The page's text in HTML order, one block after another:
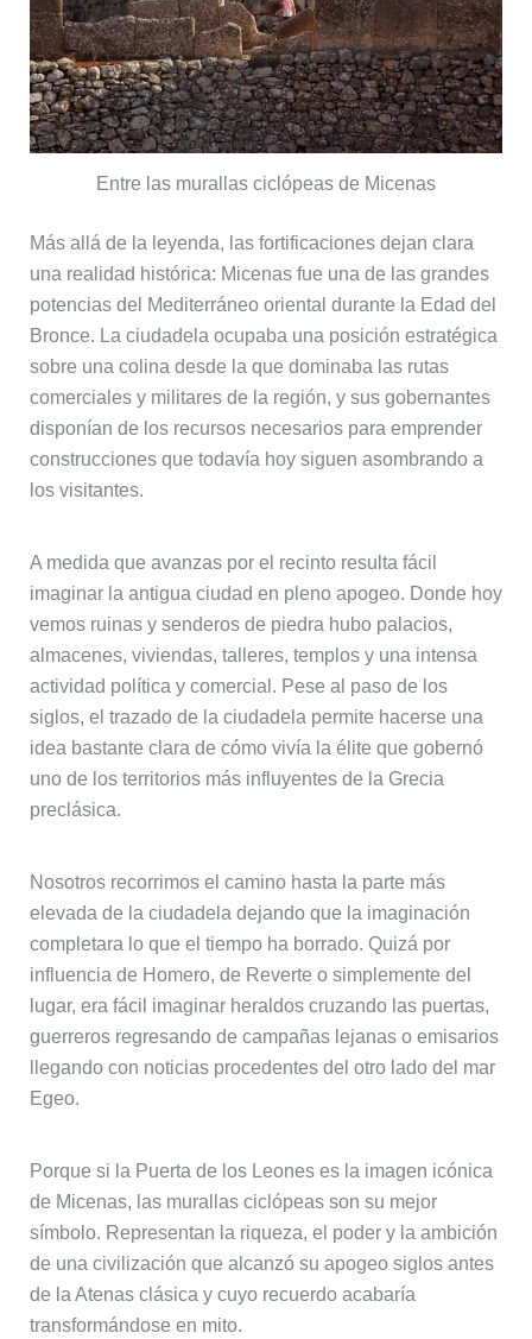
Entre las murallas ciclópeas de Micenas
Más allá de la leyenda, las fortificaciones dejan clara
una realidad histórica: Micenas fue una de las grandes
potencias del Mediterráneo oriental durante la Edad del
Bronce. La ciudadela ocupaba una posición estratégica
sobre una colina desde la que dominaba las rutas
comerciales y militares de la región, y sus gobernantes
disponían de los recursos necesarios para emprender
construcciones que todavía hoy siguen asombrando a
los visitantes.
A medida que avanzas por el recinto resulta fácil
imaginar la antigua ciudad en pleno apogeo. Donde hoy
vemos ruinas y senderos de piedra hubo palacios,
almacenes, viviendas, talleres, templos y una intensa
actividad política y comercial. Pese al paso de los
siglos, el trazado de la ciudadela permite hacerse una
idea bastante clara de cómo vivía la élite que gobernó
uno de los territorios más influyentes de la Grecia
preclásica.
Nosotros recorrimos el camino hasta la parte más
elevada de la ciudadela dejando que la imaginación
completara lo que el tiempo ha borrado. Quizá por
influencia de Homero, de Reverte o simplemente del
lugar, era fácil imaginar heraldos cruzando las puertas,
guerreros regresando de campañas lejanas o emisarios
llegando con noticias procedentes del otro lado del mar
Egeo.
Porque si la Puerta de los Leones es la imagen icónica
de Micenas, las murallas ciclópeas son su mejor
símbolo. Representan la riqueza, el poder y la ambición
de una civilización que alcanzó su apogeo siglos antes
de la Atenas clásica y cuyo recuerdo acabaría
transformándose en mito.